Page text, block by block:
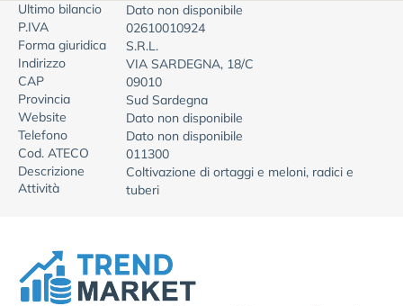
Ultimo bilancio
Dato non disponibile
P.IVA
02610010924
Forma giuridica
S.R.L.
Indirizzo
VIA SARDEGNA, 18/C
CAP
09010
Provincia
Sud Sardegna
Website
Dato non disponibile
Telefono
Dato non disponibile
Cod. ATECO
011300
Descrizione
Attività
Coltivazione di ortaggi e meloni, radici e
tuberi